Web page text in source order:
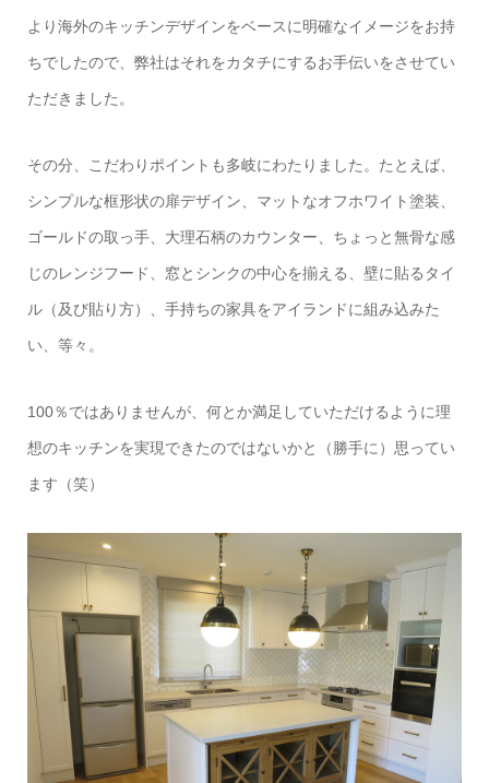
より海外のキッチンデザインをベースに明確なイメージをお持
ちでしたので、弊社はそれをカタチにするお手伝いをさせてい
ただきました。
その分、こだわりポイントも多岐にわたりました。たとえば、
シンプルな框形状の扉デザイン、マットなオフホワイト塗装、
ゴールドの取っ手、大理石柄のカウンター、ちょっと無骨な感
じのレンジフード、窓とシンクの中心を揃える、壁に貼るタイ
ル（及び貼り方）、手持ちの家具をアイランドに組み込みた
い、等々。
100％ではありませんが、何とか満足していただけるように理
想のキッチンを実現できたのではないかと（勝手に）思ってい
ます（笑）